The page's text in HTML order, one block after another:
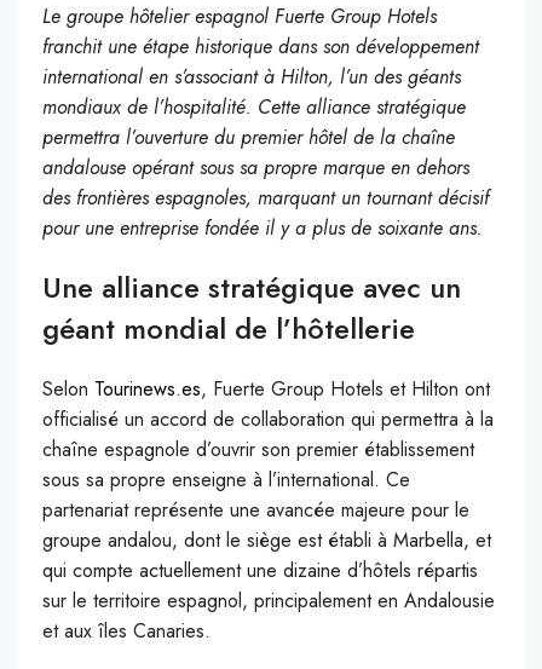
Le groupe hôtelier espagnol Fuerte Group Hotels
franchit une étape historique dans son développement
international en s’associant à Hilton, l’un des géants
mondiaux de l’hospitalité. Cette alliance stratégique
permettra l’ouverture du premier hôtel de la chaîne
andalouse opérant sous sa propre marque en dehors
des frontières espagnoles, marquant un tournant décisif
pour une entreprise fondée il y a plus de soixante ans.
Une alliance stratégique avec un
géant mondial de l’hôtellerie
Selon Tourinews.es, Fuerte Group Hotels et Hilton ont
officialisé un accord de collaboration qui permettra à la
chaîne espagnole d’ouvrir son premier établissement
sous sa propre enseigne à l’international. Ce
partenariat représente une avancée majeure pour le
groupe andalou, dont le siège est établi à Marbella, et
qui compte actuellement une dizaine d’hôtels répartis
sur le territoire espagnol, principalement en Andalousie
et aux îles Canaries.